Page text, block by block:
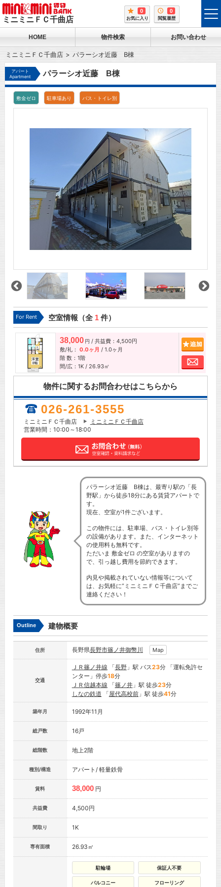
ミニミニＦＣ千曲店
0
お気に入り
0
閲覧履歴
HOME 物件検索 お問い合わせ
ミニミニＦＣ千曲店 パラーシオ近藤 B棟
アパート
Apartment
パラーシオ近藤 B棟
敷金ゼロ 駐車場あり バス・トイレ別
For Rent 空室情報（全 1件）
38,000 円 / 共益費：4,500円
敷/礼： 0.0ヶ月 / 1.0ヶ月
階 数：1階
間/広：1K / 26.93㎡
お問
物件に関するお問合わせはこちらから
026-261-3555
ミニミニＦＣ千曲店
ミニミニＦＣ千曲店
営業時間：10:00～18:00
パラーシオ近藤 B棟は、最寄り駅の「長
野駅」から徒歩18分にある賃貸アパートで
す。
現在、空室が1件ございます。
この物件には、駐車場、バス・トイレ別等
の設備があります。また、インターネット
の使用料も無料です。
ただいま 敷金ゼロ の空室がありますの
で、引っ越し費用を節約できます。
内見や掲載されていない情報等について
は、お気軽に”ミニミニＦＣ千曲店”までご
連絡ください！
Outline 建物概要
住所 長野県長野市篠ノ井御幣川 Map
交通
ＪＲ篠ノ井線 「長野」駅 バス23分 「運転免許セ
ンター」停歩18分
ＪＲ信越本線 「篠ノ井」駅 徒歩23分
しなの鉄道 「屋代高校前」駅 徒歩41分
築年月 1992年11月
総戸数 16戸
総階数 地上2階
種別/構造 アパート/ 軽量鉄骨
賃料 38,000 円
共益費 4,500円
間取り 1K
専有面積 26.93㎡
駐輪場 保証人不要
バルコニー フローリング